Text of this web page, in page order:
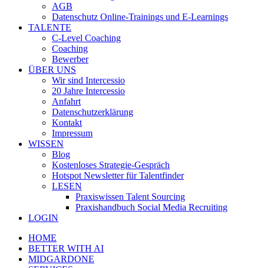
AGB
Datenschutz Online-Trainings und E-Learnings
TALENTE
C-Level Coaching
Coaching
Bewerber
ÜBER UNS
Wir sind Intercessio
20 Jahre Intercessio
Anfahrt
Datenschutzerklärung
Kontakt
Impressum
WISSEN
Blog
Kostenloses Strategie-Gespräch
Hotspot Newsletter für Talentfinder
LESEN
Praxiswissen Talent Sourcing
Praxishandbuch Social Media Recruiting
LOGIN
HOME
BETTER WITH AI
MIDGARDONE